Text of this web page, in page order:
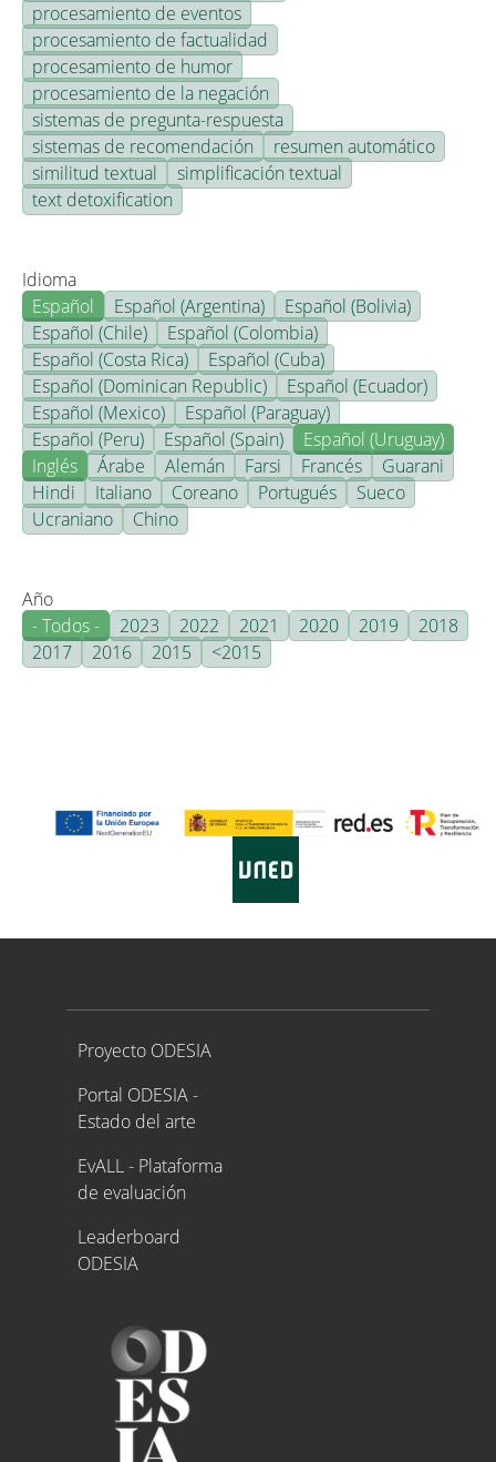
procesamiento de eventos
procesamiento de factualidad
procesamiento de humor
procesamiento de la negación
sistemas de pregunta-respuesta
sistemas de recomendación
resumen automático
similitud textual
simplificación textual
text detoxification
Idioma
Español
Español (Argentina)
Español (Bolivia)
Español (Chile)
Español (Colombia)
Español (Costa Rica)
Español (Cuba)
Español (Dominican Republic)
Español (Ecuador)
Español (Mexico)
Español (Paraguay)
Español (Peru)
Español (Spain)
Español (Uruguay)
Inglés
Árabe Alemán Farsi Francés
Guarani
Hindi
Italiano Coreano Portugués
Sueco
Ucraniano
Chino
Año
- Todos -
2023 2022 2021 2020 2019
2018
2017
2016 2015 <2015
Proyecto ODESIA
Proyecto ODESIA
Portal ODESIA -
Estado del arte
EvALL - Plataforma
de evaluación
Leaderboard
ODESIA